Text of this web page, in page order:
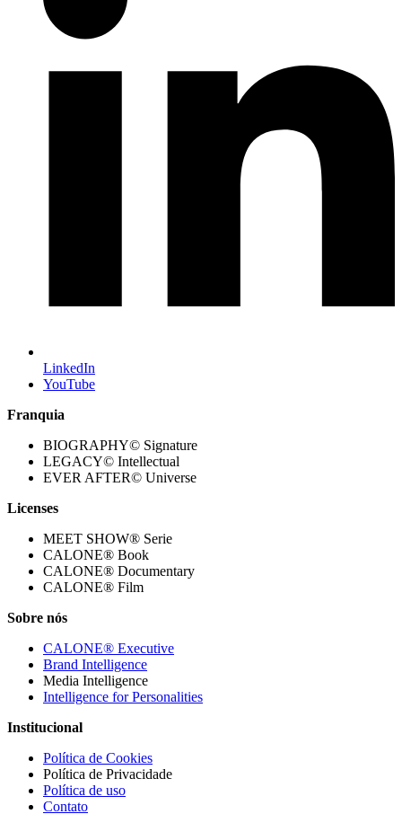
LinkedIn
YouTube
Franquia
BIOGRAPHY© Signature
LEGACY© Intellectual
EVER AFTER© Universe
Licenses
MEET SHOW® Serie
CALONE® Book
CALONE® Documentary
CALONE® Film
Sobre nós
CALONE® Executive
Brand Intelligence
Media Intelligence
Intelligence for Personalities
Institucional
Política de Cookies
Política de Privacidade
Política de uso
Contato